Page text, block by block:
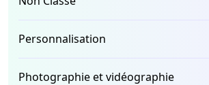
Personnalisation
Photographie et vidéographie